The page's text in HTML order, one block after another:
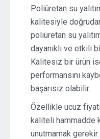
Poliüretan su
kalitesiyle
poliüretan su
dayanıklı ve etkili
Kalitesiz bir ürün
performansını
başarısız olabilir.
Özellikle ucuz
kaliteli hammadde
unutmamak